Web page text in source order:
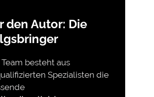
den Autor: Die
besteht aus
Spezialisten die